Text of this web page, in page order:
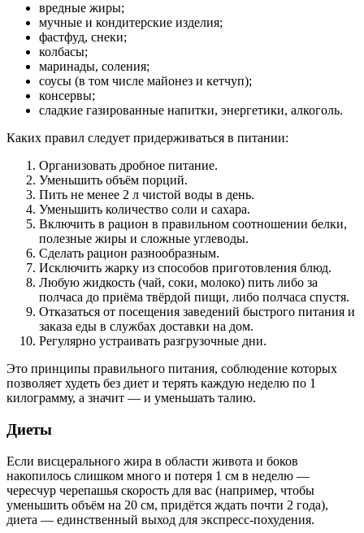
вредные жиры;
мучные и кондитерские изделия;
фастфуд, снеки;
колбасы;
маринады, соления;
соусы (в том числе майонез и кетчуп);
консервы;
сладкие газированные напитки, энергетики, алкоголь.
Каких правил следует придерживаться в питании:
Организовать дробное питание.
Уменьшить объём порций.
Пить не менее 2 л чистой воды в день.
Уменьшить количество соли и сахара.
Включить в рацион в правильном соотношении белки,
полезные жиры и сложные углеводы.
Сделать рацион разнообразным.
Исключить жарку из способов приготовления блюд.
Любую жидкость (чай, соки, молоко) пить либо за
полчаса до приёма твёрдой пищи, либо полчаса спустя.
Отказаться от посещения заведений быстрого питания и
заказа еды в службах доставки на дом.
Регулярно устраивать разгрузочные дни.
Это принципы правильного питания, соблюдение которых
позволяет худеть без диет и терять каждую неделю по 1
килограмму, а значит — и уменьшать талию.
Диеты
Если висцерального жира в области живота и боков
накопилось слишком много и потеря 1 см в неделю —
чересчур черепашья скорость для вас (например, чтобы
уменьшить объём на 20 см, придётся ждать почти 2 года),
диета — единственный выход для экспресс-похудения.